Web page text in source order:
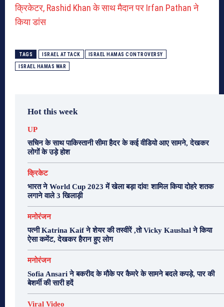
क्रिकेटर, Rashid Khan के साथ मैदान पर Irfan Pathan ने
किया डांस
TAGS ISRAEL ATTACK ISRAEL HAMAS CONTROVERSY
ISRAEL HAMAS WAR
Hot this week
UP
सचिन के साथ पाकिस्तानी सीमा हैदर के कई वीडियो आए सामने, देखकर
लोगों के उड़े होश
क्रिकेट
भारत ने World Cup 2023 में खेला बड़ा दांव! शामिल किया दोहरे शतक
लगाने वाले 3 खिलाड़ी
मनोरंजन
पत्नी Katrina Kaif ने शेयर की तस्वीरें ,तो Vicky Kaushal ने किया
ऐसा कमेंट, देखकर हैरान हुए लोग
मनोरंजन
Sofia Ansari ने बकरीद के मौके पर कैमरे के सामने बदले कपड़े, पार की
बेशर्मी की सारी हदें
Viral Video